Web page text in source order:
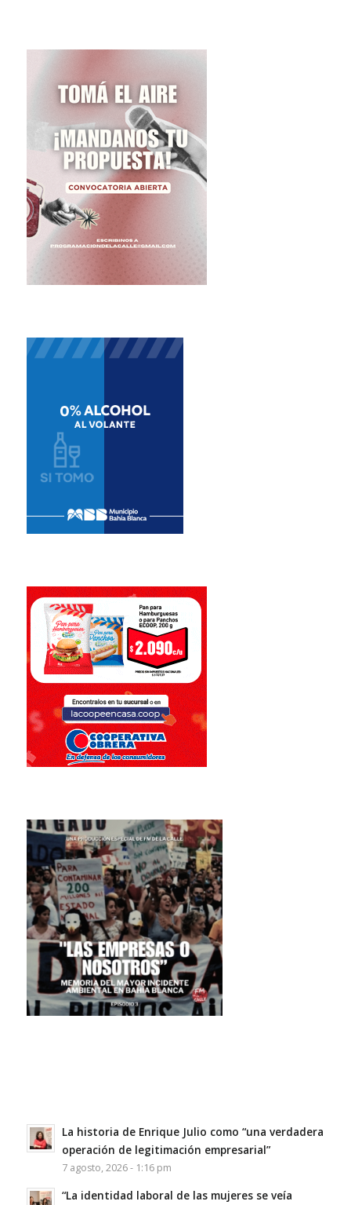
La historia de Enrique Julio como “una verdadera
operación de legitimación empresarial”
7 agosto, 2026 - 1:16 pm
“La identidad laboral de las mujeres se veía